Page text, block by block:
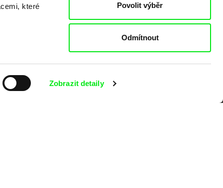
které
Zobrazit detaily
Povolit výběr
Odmítnout